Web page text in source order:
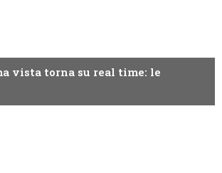
vista torna su real time: le